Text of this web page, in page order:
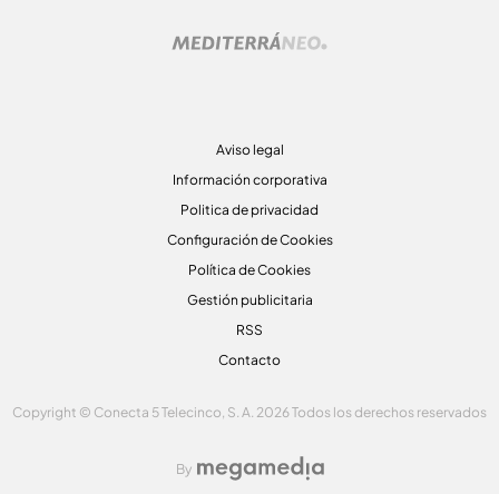
Aviso legal
Información corporativa
Politica de privacidad
Configuración de Cookies
Política de Cookies
Gestión publicitaria
RSS
Contacto
Copyright © Conecta 5 Telecinco, S. A. 2026 Todos los derechos reservados
By